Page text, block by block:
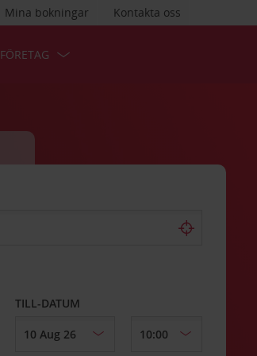
Kontakta oss
Mina bokningar
FÖRETAG
TILL-DATUM